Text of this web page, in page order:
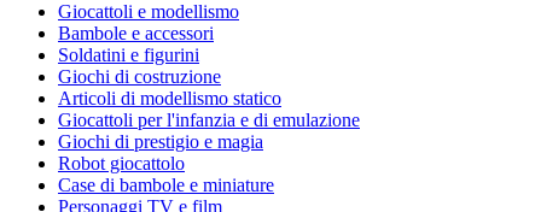
Giocattoli e modellismo
Bambole e accessori
Soldatini e figurini
Giochi di costruzione
Articoli di modellismo statico
Giocattoli per l'infanzia e di emulazione
Giochi di prestigio e magia
Robot giocattolo
Case di bambole e miniature
Personaggi TV e film